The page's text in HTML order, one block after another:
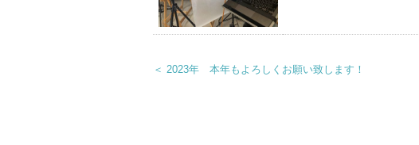
＜ 2023年 本年もよろしくお願い致します！